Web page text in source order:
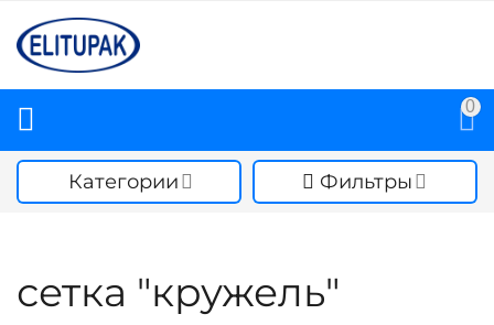
0
Категории Фильтры
сетка "кружель"